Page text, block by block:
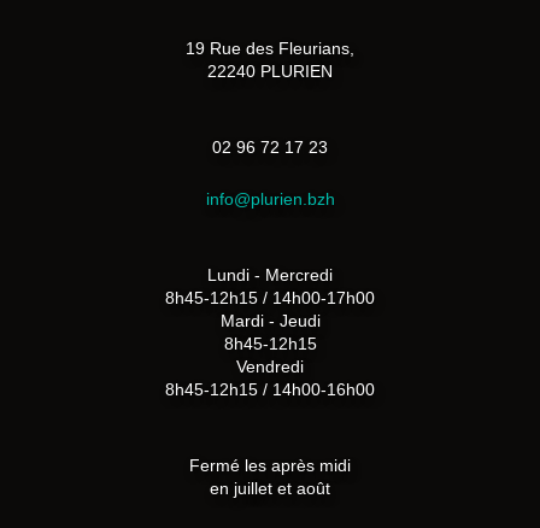
19 Rue des Fleurians,
22240 PLURIEN
02 96 72 17 23
info@plurien.bzh
Lundi - Mercredi
8h45-12h15 / 14h00-17h00
Mardi - Jeudi
8h45-12h15
Vendredi
8h45-12h15 / 14h00-16h00
Fermé les après midi
en juillet et août